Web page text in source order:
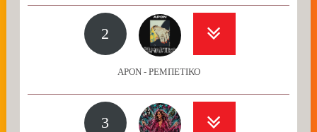
2
APON - ΡΕΜΠΕΤΙΚΟ
3